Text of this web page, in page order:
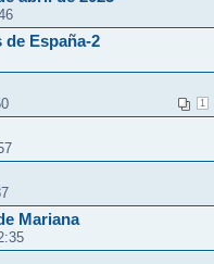
España-2
1
Mariana